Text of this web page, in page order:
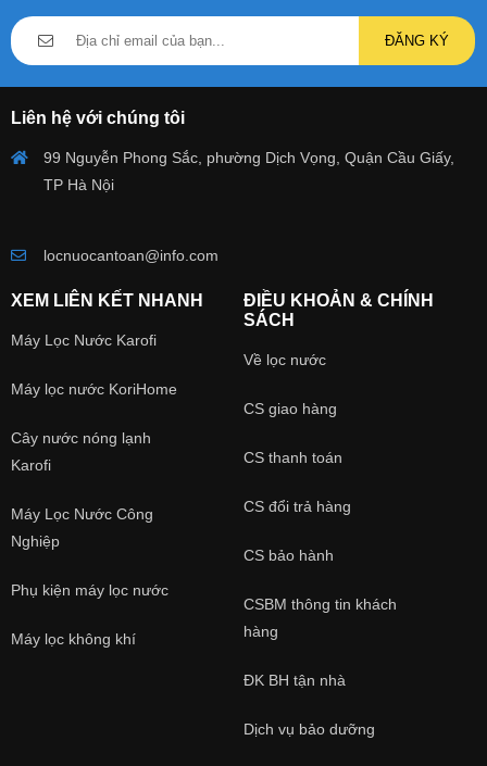
ĐĂNG KÝ
Liên hệ với chúng tôi
99 Nguyễn Phong Sắc, phường Dịch Vọng, Quận Cầu Giấy,
TP Hà Nội
locnuocantoan@info.com
XEM LIÊN KẾT NHANH
Máy Lọc Nước Karofi
Máy lọc nước KoriHome
Cây nước nóng lạnh
Karofi
Máy Lọc Nước Công
Nghiệp
Phụ kiện máy lọc nước
Máy lọc không khí
ĐIỀU KHOẢN & CHÍNH
SÁCH
Về lọc nước
CS giao hàng
CS thanh toán
CS đổi trả hàng
CS bảo hành
CSBM thông tin khách
hàng
ĐK BH tận nhà
Dịch vụ bảo dưỡng